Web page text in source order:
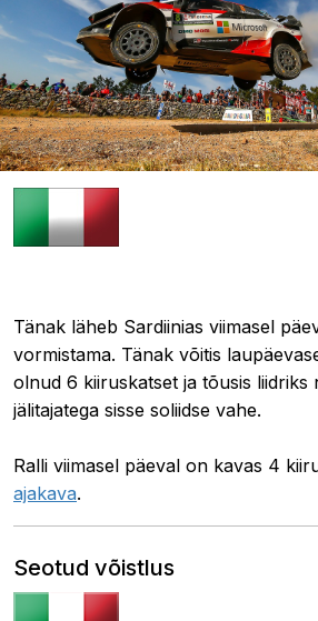
Tänak läheb Sardiinias viimasel
vormistama. Tänak võitis
olnud 6 kiiruskatset ja tõusis liidriks
jälitajatega sisse soliidse vahe.
Ralli viimasel päeval on kavas 4
ajakava.
Seotud võistlus